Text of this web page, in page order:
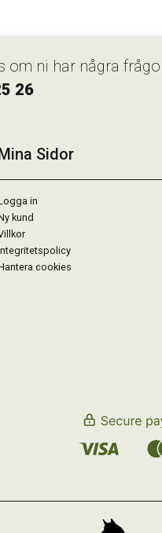
om ni har några
26
Sidor
in
kund
cookies